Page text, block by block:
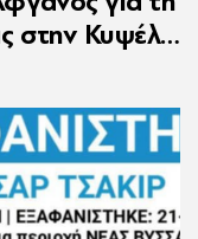
στην Κυψέλη